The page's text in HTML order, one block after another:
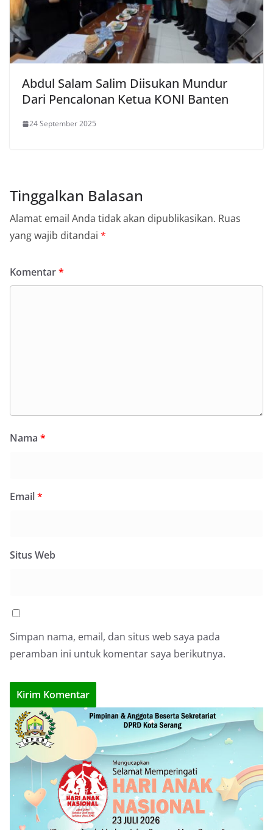
Abdul Salam Salim Diisukan Mundur
Dari Pencalonan Ketua KONI Banten
24 September 2025
Tinggalkan Balasan
Alamat email Anda tidak akan dipublikasikan. Ruas
yang wajib ditandai *
Komentar*
Nama *
Email*
Situs Web
Simpan nama, email, dan situs web saya pada
peramban ini untuk komentar saya berikutnya.